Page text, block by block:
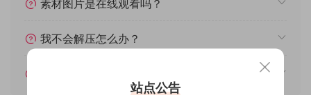
素材图片是在线观看吗？
我不会解压怎么办？
站点公告